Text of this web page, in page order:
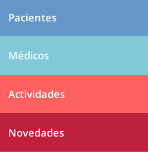
Pacientes
Médicos
Actividades
Novedades